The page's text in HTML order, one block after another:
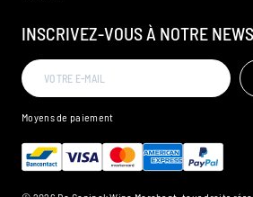
INSCRIVEZ-VOUS À NOTRE
Moyens de paiement